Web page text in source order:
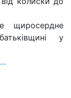
щиросердне
у